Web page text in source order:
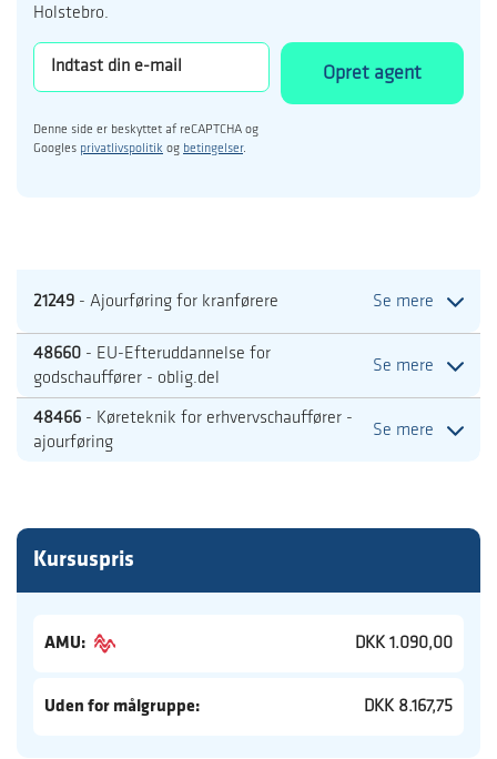
Holstebro.
Opret agent
Denne side er beskyttet af reCAPTCHA og
Googles privatlivspolitik og betingelser.
21249 - Ajourføring for kranførere Se mere
48660 - EU-Efteruddannelse for
godschauffører - oblig.del
Se mere
48466 - Køreteknik for erhvervschauffører -
ajourføring
Se mere
Kursuspris
AMU: DKK 1.090,00
Uden for målgruppe: DKK 8.167,75